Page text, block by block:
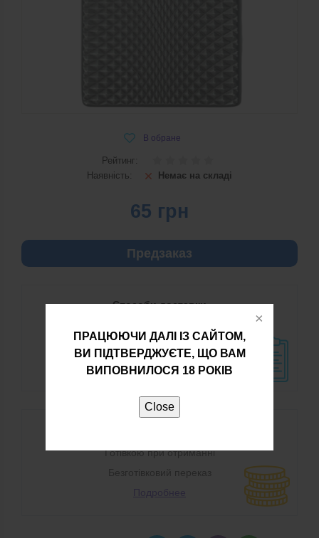
ПРАЦЮЮЧИ ДАЛІ ІЗ САЙТОМ,
ВИ ПІДТВЕРДЖУЄТЕ, ЩО ВАМ
ВИПОВНИЛОСЯ 18 РОКІВ
Close
Рейтинг:
Наявність:
Немає на складі
65 грн
Предзаказ
Способи доставки
Самовивезення
Подробнее
Готівкою при отриманні
Безготівковий переказ
Подробнее